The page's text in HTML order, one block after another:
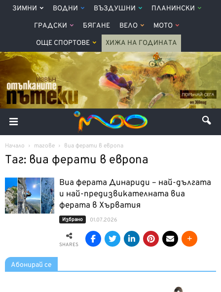
ЗИМНИ ВОДНИ ВЪЗДУШНИ ПЛАНИНСКИ
ГРАДСКИ БЯГАНЕ ВЕЛО МОТО
ОЩЕ СПОРТОВЕ ХИЖА НА ГОДИНАТА
Начало тагове виа ферати в европа
Таг: виа ферати в европа
Виа ферата Динариди – най-дългата
и най-предизвикателната виа
ферата в Хърватия
Избрано 01.07.2026
SHARES
Абонирай се